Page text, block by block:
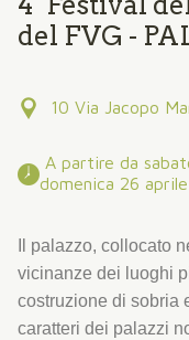
del FVG -
10 Via Jacopo
domenica 26
Il palazzo, collocato
vicinanze dei luoghi
costruzione di sobria
caratteri dei palazzi